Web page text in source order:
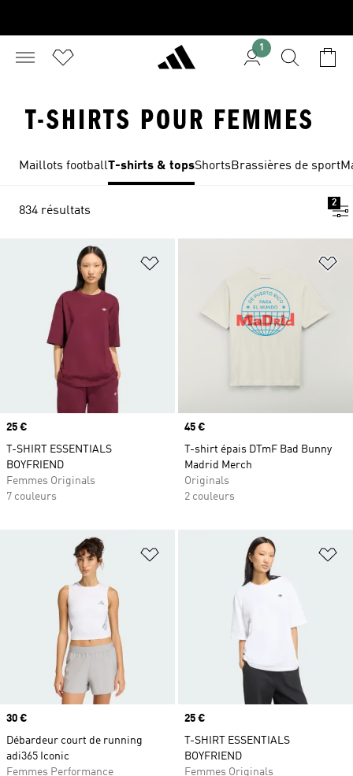
1
T-SHIRTS POUR FEMMES
Maillots footballT-shirts & topsShortsBrassières de sport
834 résultats
2
Ajouter à la Liste de produits
Prix
25 €
T-SHIRT ESSENTIALS
BOYFRIEND
Femmes Originals
7 couleurs
Prix
45 €
T-shirt épais DTmF Bad Bunny
Madrid Merch
Originals
2 couleurs
Ajouter à la Liste de produits
Prix
30 €
Débardeur court de running
adi365 Iconic
Femmes Performance
Prix
25 €
T-SHIRT ESSENTIALS
BOYFRIEND
Femmes Originals